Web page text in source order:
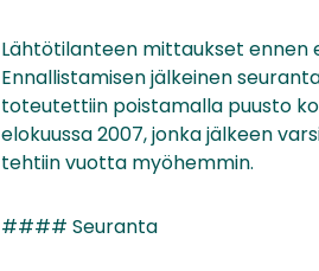
Lähtötilanteen mittaukset ennen
Ennallistamisen jälkeinen
toteutettiin poistamalla puusto
elokuussa 2007, jonka jälkeen
tehtiin vuotta myöhemmin.
#### Seuranta